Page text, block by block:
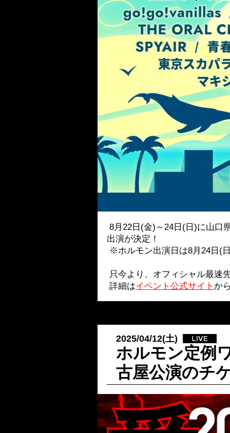
8月22日(金)～24日(日)に山口
出演が決定！
※ホルモン出演日は8月24日(
只今より、オフィシャル最速
詳細はイベント公式サイト か
2025/04/12(土)
ホルモン定例
古屋公演のチ